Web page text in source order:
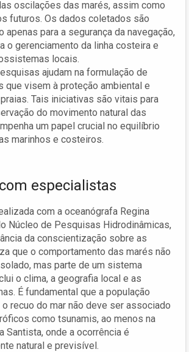
oscilações das marés, assim como
futuros. Os dados coletados são
apenas para a segurança da navegação,
o gerenciamento da linha costeira e
locais.
ajudam na formulação de
que visem à proteção ambiental e
Tais iniciativas são vitais para
do movimento natural das
um papel crucial no equilíbrio
marinhos e costeiros.
especialistas
com a oceanógrafa Regina
Núcleo de Pesquisas Hidrodinâmicas,
da conscientização sobre as
que o comportamento das marés não
mas parte de um sistema
o clima, a geografia local e as
É fundamental que a população
recuo do mar não deve ser associado
como tsunamis, ao menos na
Santista, onde a ocorrência é
natural e previsível.